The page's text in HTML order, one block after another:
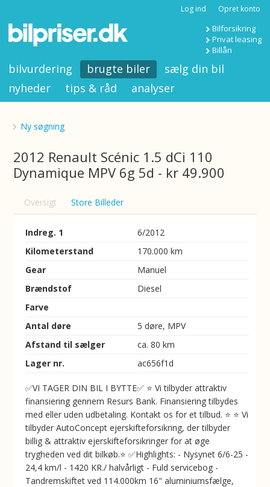
Log ind Opret konto
Bilforsikring
Privat leasing
Billån
bilvurdering brugte biler
sælg din bil
nyheder
tips & råd analyser
Ny søgning
2012 Renault Scénic 1.5 dCi 110
Dynamique MPV 6g 5d - kr 49.900
Oversigt Store Billeder
Indreg. 1
6/2012
Kilometerstand
170.000 km
Gear
Manuel
Brændstof
Diesel
Farve
Antal døre
5 døre, MPV
Afstand til sælger
ca. 80 km
Lager nr.
ac656f1d
✅VI TAGER DIN BIL I BYTTE✅ ⭐ Vi tilbyder attraktiv
finansiering gennem Resurs Bank. Finansiering tilbydes
med eller uden udbetaling. Kontakt os for et tilbud. ⭐ ⭐ Vi
tilbyder AutoConcept ejerskifteforsikring, der tilbyder
billig & attraktiv ejerskifteforsikringer for at øge
trygheden ved dit bilkøb.⭐ ✅Highlights: - Nysynet 6/6-25 -
24,4 km/l - 1420 KR./ halvårligt - Fuld servicebog -
Tandremskiftet ved 114.000km 16" aluminiumsfælge,